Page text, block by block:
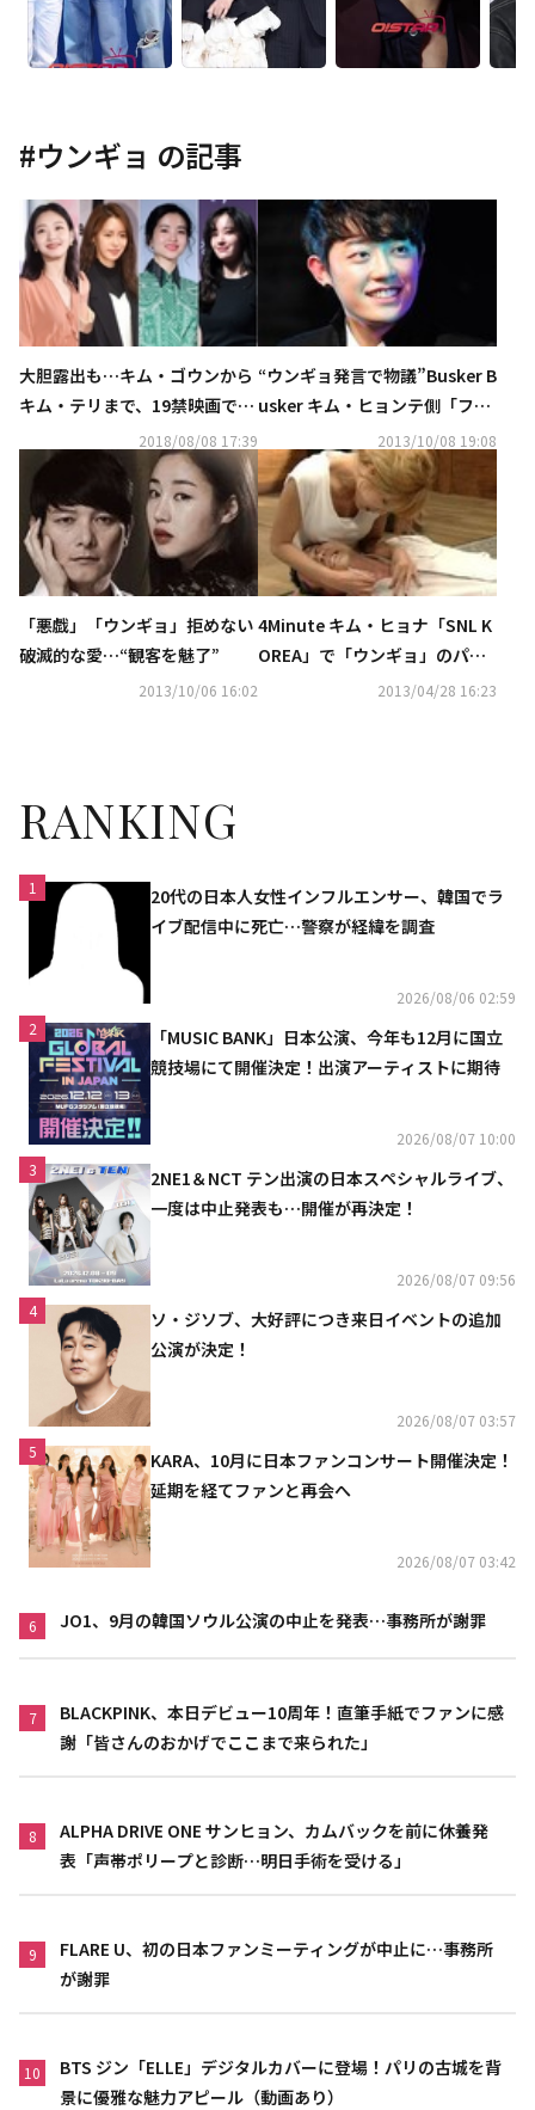
#ウンギョ の記事
大胆露出も…キム・ゴウンから
キム・テリまで、19禁映画で一
気にスターになった新人女優T
OP4
2018/08/08 17:39
“ウンギョ発言で物議”Busker B
usker キム・ヒョンテ側「ファ
ンの方々に申し訳ない…本人も
狼狽している」
2013/10/08 19:08
「悪戯」「ウンギョ」拒めない
破滅的な愛…“観客を魅了”
2013/10/06 16:02
4Minute キム・ヒョナ「SNL K
OREA」で「ウンギョ」のパロ
ディ…セクシーな演技に“ドキ
2013/04/28 16:23
RANKING
1
20代の日本人女性インフルエンサー、韓国でラ
イブ配信中に死亡…警察が経緯を調査
2026/08/06 02:59
2
「MUSIC BANK」日本公演、今年も12月に国立
競技場にて開催決定！出演アーティストに期待
2026/08/07 10:00
3
2NE1＆NCT テン出演の日本スペシャルライブ、
一度は中止発表も…開催が再決定！
2026/08/07 09:56
4
ソ・ジソブ、大好評につき来日イベントの追加
公演が決定！
2026/08/07 03:57
5
KARA、10月に日本ファンコンサート開催決定！
延期を経てファンと再会へ
2026/08/07 03:42
6 JO1、9月の韓国ソウル公演の中止を発表…事務所が謝罪
7
BLACKPINK、本日デビュー10周年！直筆手紙でファンに感
謝「皆さんのおかげでここまで来られた」
8
ALPHA DRIVE ONE サンヒョン、カムバックを前に休養発
表「声帯ポリープと診断…明日手術を受ける」
9
FLARE U、初の日本ファンミーティングが中止に…事務所
が謝罪
10
BTS ジン「ELLE」デジタルカバーに登場！パリの古城を背
景に優雅な魅力アピール（動画あり）